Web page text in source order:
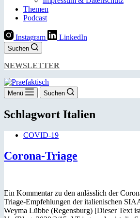
Themen
Podcast
Instagram LinkedIn
Suchen
NEWSLETTER
Menü Suchen
Schlagwort Italien
COVID-19
Corona-Triage
Ein Kommentar zu den anlässlich der
Triage-Empfehlungen der italienischen
Weyma Lübbe (Regensburg) [Dieser Text